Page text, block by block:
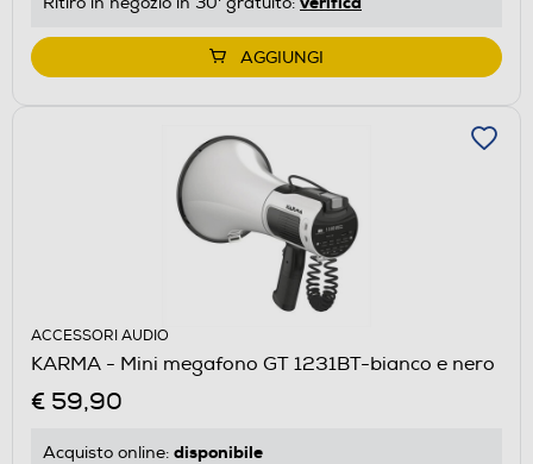
AGGIUNGI
ACCESSORI AUDIO
KARMA - Mini megafono GT 1231BT-bianco e nero
€ 59,90
Acquisto online: disponibile